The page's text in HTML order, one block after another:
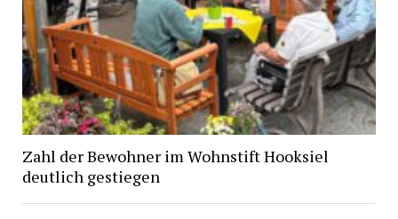
Zahl der Bewohner im Wohnstift Hooksiel
deutlich gestiegen